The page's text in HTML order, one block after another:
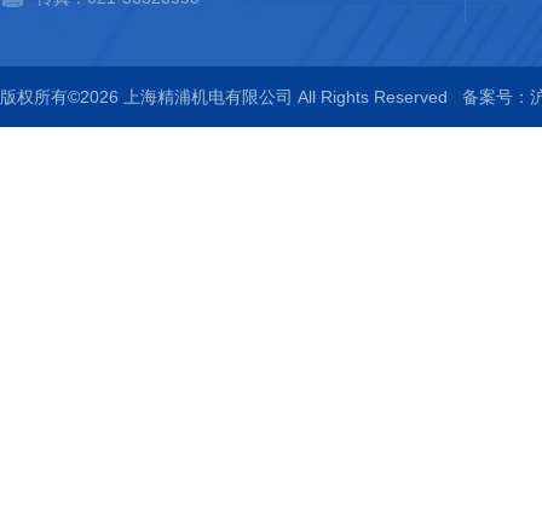
版权所有©2026 上海精浦机电有限公司 All Rights Reserved 备案号：